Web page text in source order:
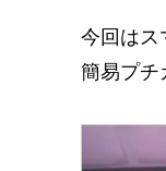
今回はス
簡易プチ